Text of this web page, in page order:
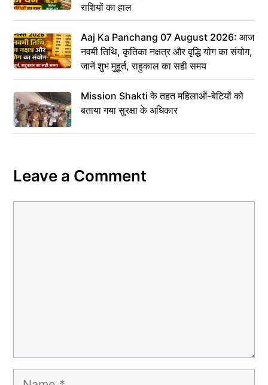
राशियों का हाल
Aaj Ka Panchang 07 August 2026: आज
नवमी तिथि, कृतिका नक्षत्र और वृद्धि योग का संयोग,
जानें शुभ मुहूर्त, राहुकाल का सही समय
Mission Shakti के तहत महिलाओं-बेटियों को
बताया गया सुरक्षा के अधिकार
Leave a Comment
Name